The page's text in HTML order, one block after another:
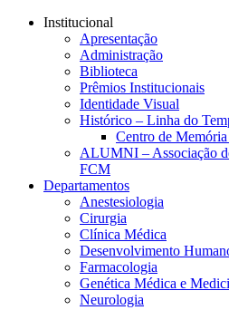
Conteúdo principal
Institucional
Apresentação
Administração
Biblioteca
Prêmios Institucionais
Identidade Visual
Histórico – Linha do
Centro de
ALUMNI – Associação
FCM
Departamentos
Anestesiologia
Cirurgia
Clínica Médica
Desenvolvimento
Farmacologia
Genética Médica e
Neurologia